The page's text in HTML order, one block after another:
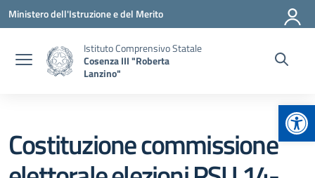
Vai ai contenuti
Vai al menu di navigazione
Vai al footer
Ministero dell'Istruzione e del Merito
Istituto Comprensivo Statale
Cosenza III "Roberta
Lanzino"
Costituzione commissione